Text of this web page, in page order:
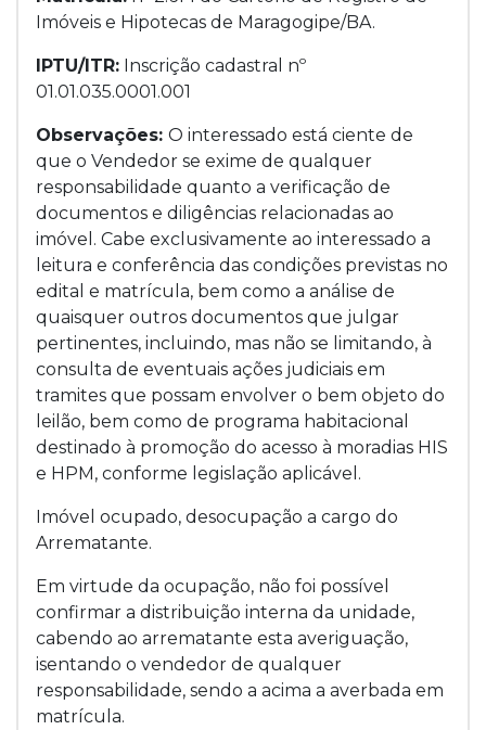
Imóveis e Hipotecas de Maragogipe/BA.
IPTU/ITR: Inscrição cadastral nº
01.01.035.0001.001
Observações: O interessado está ciente de
que o Vendedor se exime de qualquer
responsabilidade quanto a verificação de
documentos e diligências relacionadas ao
imóvel. Cabe exclusivamente ao interessado a
leitura e conferência das condições previstas no
edital e matrícula, bem como a análise de
quaisquer outros documentos que julgar
pertinentes, incluindo, mas não se limitando, à
consulta de eventuais ações judiciais em
tramites que possam envolver o bem objeto do
leilão, bem como de programa habitacional
destinado à promoção do acesso à moradias HIS
e HPM, conforme legislação aplicável.
Imóvel ocupado, desocupação a cargo do
Arrematante.
Em virtude da ocupação, não foi possível
confirmar a distribuição interna da unidade,
cabendo ao arrematante esta averiguação,
isentando o vendedor de qualquer
responsabilidade, sendo a acima a averbada em
matrícula.